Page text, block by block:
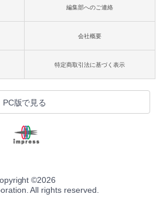
編集部へのご連絡
会社概要
特定商取引法に基づく表示
PC版で見る
©2026
All rights reserved.